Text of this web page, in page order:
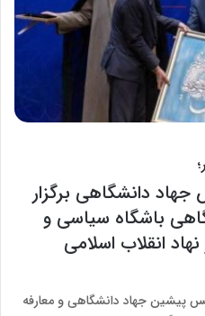
جهاد دانشگاهی برگزار
باشگاه سیاسی و
انقلاب اسلامی
پیشین جهاد دانشگاهی و معارفه